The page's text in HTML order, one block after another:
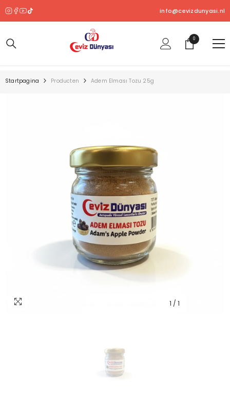
info@cevizdunyasi.nl
00
product
Startpagina Producten Adem Elması Tozu 25g
1 / 1